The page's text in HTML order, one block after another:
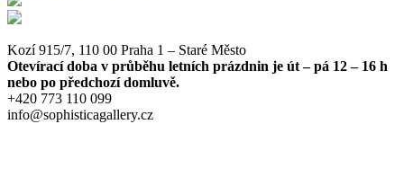
Kozí 915/7, 110 00 Praha 1 – Staré Město
Otevírací doba v průběhu letních prázdnin je út – pá 12 – 16 h
nebo po předchozí domluvě.
+420 773 110 099
info@sophisticagallery.cz